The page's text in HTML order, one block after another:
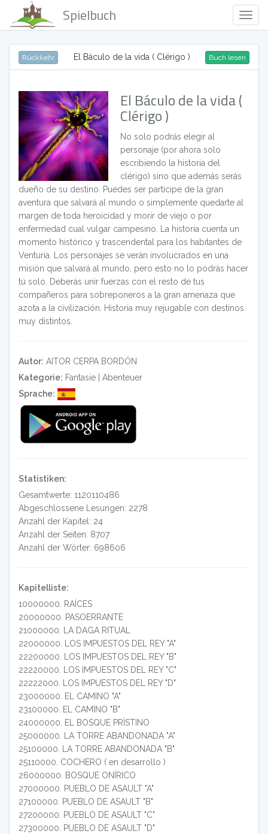
Spielbuch
Rückkehr El Báculo de la vida ( Clérigo ) Buch lesen
El Báculo de la vida (
Clérigo )
No solo podrás elegir al
personaje (por ahora solo
escribiendo la historia del
clérigo) sino que además serás
dueño de su destino. Puedes ser partícipe de la gran
aventura que salvará al mundo o simplemente quedarte al
margen de toda heroicidad y morir de viejo o por
enfermedad cual vulgar campesino. La historia cuenta un
momento histórico y trascendental para los habitantes de
Venturia. Los personajes se verán involucrados en una
misión que salvará al mundo, pero esto no lo podrás hacer
tú solo. Deberás unir fuerzas con el resto de tus
compañeros para sobreponeros a la gran amenaza que
azota a la civilización. Historia muy rejugable con destinos
muy distintos.
Autor: AITOR CERPA BORDÓN
Kategorie: Fantasie
Abenteuer
Sprache:
Statistiken:
Gesamtwerte: 1120110486
Abgeschlossene Lesungen: 2278
Anzahl der Kapitel: 24
Anzahl der Seiten: 8707
Anzahl der Wörter: 698606
Kapitelliste:
10000000
RAÍCES
20000000
PASOERRANTE
21000000
LA DAGA RITUAL
22000000
LOS IMPUESTOS DEL REY "A"
22200000
LOS IMPUESTOS DEL REY "B"
22220000
LOS IMPUESTOS DEL REY "C"
22222000
LOS IMPUESTOS DEL REY "D"
23000000
EL CAMINO "A"
23100000
EL CAMINO "B"
24000000
EL BOSQUE PRÍSTINO
25000000
LA TORRE ABANDONADA "A"
25100000
LA TORRE ABANDONADA "B"
25110000 COCHERO ( en desarrollo )
26000000
BOSQUE ONÍRICO
27000000
PUEBLO DE ASAULT "A"
27100000
PUEBLO DE ASAULT "B"
27200000
PUEBLO DE ASAULT "C"
27300000
PUEBLO DE ASAULT "D"